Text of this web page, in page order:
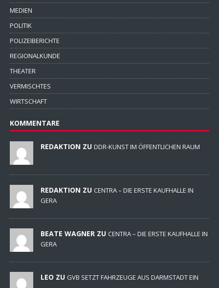
MEDIEN
POLITIK
POLIZEIBERICHTE
REGIONALKUNDE
THEATER
VERMISCHTES
WIRTSCHAFT
KOMMENTARE
REDAKTION ZU DDR-KUNST IM ÖFFENTLICHEN RAUM
REDAKTION ZU CENTRA – DIE ERSTE KAUFHALLE IN
GERA
BEATE WAGNER ZU CENTRA – DIE ERSTE KAUFHALLE IN
GERA
LEO ZU GVB SETZT FAHRZEUGE AUS DARMSTADT EIN